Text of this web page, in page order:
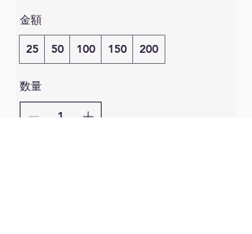
金額
25 50 100 150 200
数量